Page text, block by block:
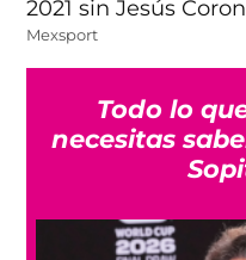
Mexsport
Todo lo
necesitas